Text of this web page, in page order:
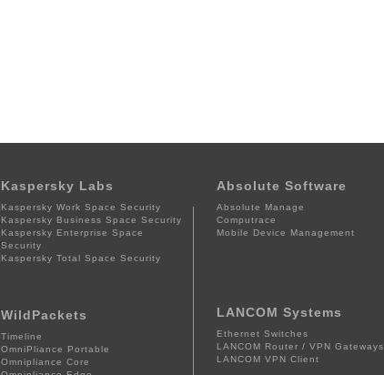
Kaspersky Labs
Kaspersky Work Space Security
Kaspersky Business Space Security
Kaspersky Enterprise Space
Security
Kaspersky Total Space Security
WildPackets
Timeline
OmniPliance Portable
Omnipliance Core
Absolute Software
Absolute Manage
Computrace
Mobile Device Management
LANCOM Systems
Ethernet Switches
LANCOM Router / VPN Gateways
LANCOM VPN Client